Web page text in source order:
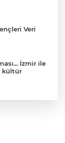
Veri
İzmir ile
kültür